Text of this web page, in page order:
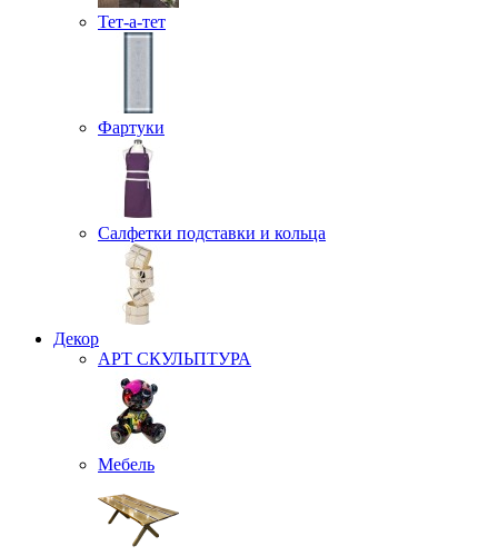
Тет-а-тет
Фартуки
Салфетки подставки и кольца
Декор
АРТ СКУЛЬПТУРА
Мебель